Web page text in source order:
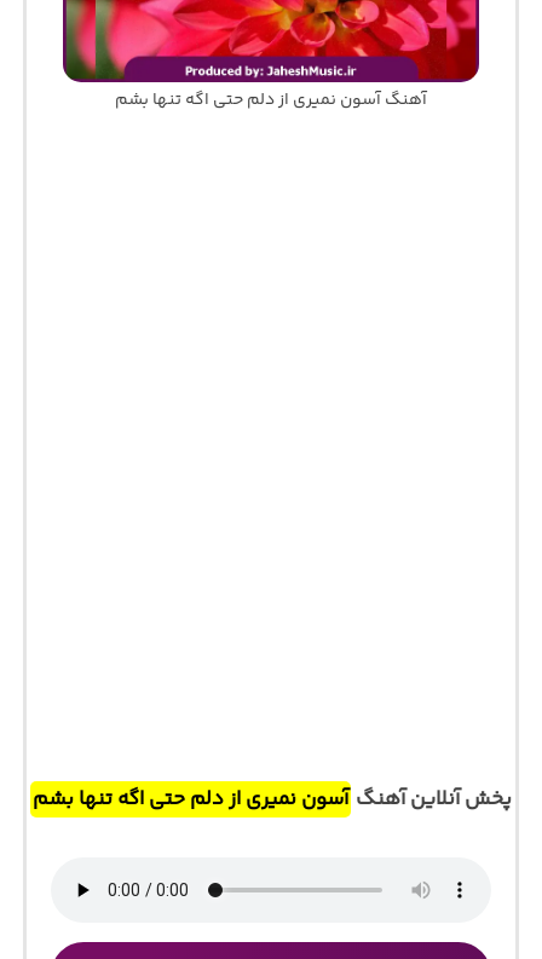
آهنگ آسون نمیری از دلم حتی اگه تنها بشم
پخش آنلاین آهنگ آسون نمیری از دلم حتی اگه تنها بشم